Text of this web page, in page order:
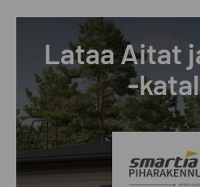
Lataa Aitat
-